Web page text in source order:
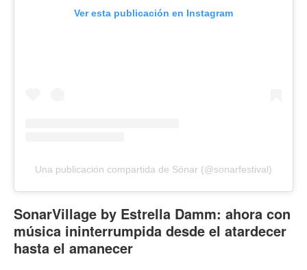
Ver esta publicación en Instagram
Una publicación compartida de Sónar (@sonarfestival)
SonarVillage by Estrella Damm: ahora con
música ininterrumpida desde el atardecer
hasta el amanecer